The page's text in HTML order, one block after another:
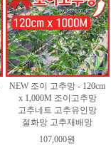
NEW 조이 고추망 - 120cm
x 1,000M 조이고추망
고추네트 고추유인망
절화망 고추재배망
107,000원